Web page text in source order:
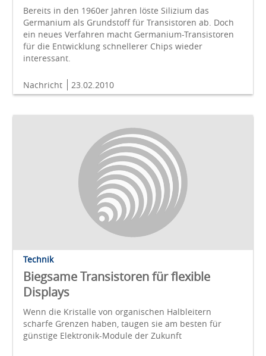
Bereits in den 1960er Jahren löste Silizium das
Germanium als Grundstoff für Transistoren ab. Doch
ein neues Verfahren macht Germanium-Transistoren
für die Entwicklung schnellerer Chips wieder
interessant.
Nachricht 23.02.2010
Technik
Biegsame Transistoren für flexible
Displays
Wenn die Kristalle von organischen Halbleitern
scharfe Grenzen haben, taugen sie am besten für
günstige Elektronik-Module der Zukunft